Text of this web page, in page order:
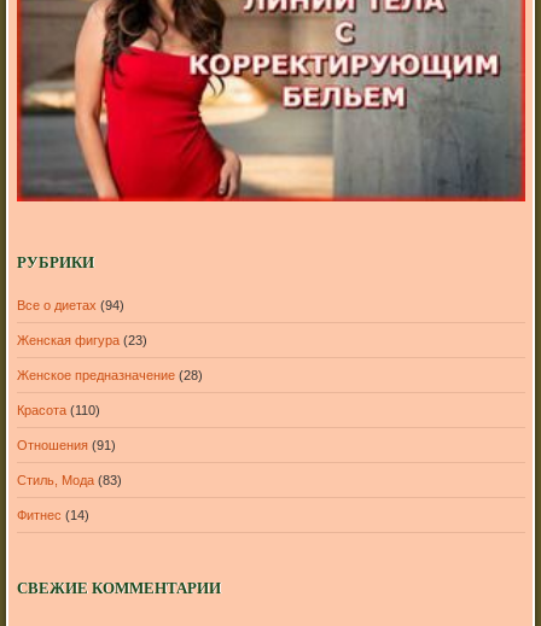
РУБРИКИ
Все о диетах (94)
Женская фигура(23)
Женское предназначение(28)
Красота(110)
Отношения(91)
Стиль, Мода(83)
Фитнес (14)
СВЕЖИЕ КОММЕНТАРИИ